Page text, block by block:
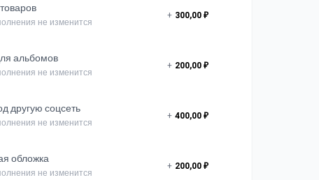
не изменится
+ 300,00 ₽
альбомов
не изменится
+ 200,00 ₽
другую соцсеть
не изменится
+ 400,00 ₽
обложка
не изменится
+ 200,00 ₽